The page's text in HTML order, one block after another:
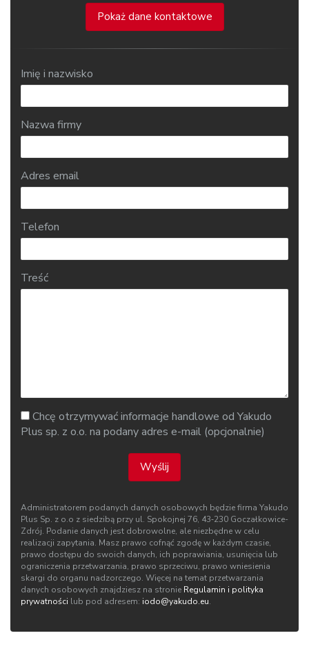
Pokaż dane kontaktowe
Imię i nazwisko
Nazwa firmy
Adres email
Telefon
Treść
Chcę otrzymywać informacje handlowe od Yakudo
Plus sp. z o.o. na podany adres e-mail (opcjonalnie)
Wyślij
Administratorem podanych danych osobowych będzie firma Yakudo
Plus Sp. z o.o z siedzibą przy ul. Spokojnej 76, 43‑230 Goczałkowice-
Zdrój. Podanie danych jest dobrowolne, ale niezbędne w celu
realizacji zapytania. Masz prawo cofnąć zgodę w każdym czasie,
prawo dostępu do swoich danych, ich poprawiania, usunięcia lub
ograniczenia przetwarzania, prawo sprzeciwu, prawo wniesienia
skargi do organu nadzorczego. Więcej na temat przetwarzania
danych osobowych znajdziesz na stronie Regulamin i polityka
prywatności lub pod adresem: iodo@yakudo.eu.